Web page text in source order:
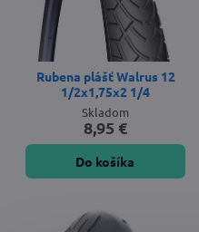
Rubena plášť Walrus 12
1/2x1,75x2 1/4
Skladom
8,95 €
Do košíka